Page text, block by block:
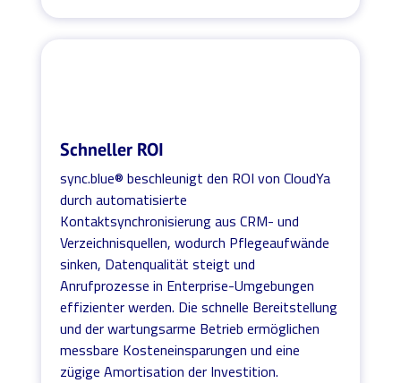
Schneller ROI
sync.blue® beschleunigt den ROI von CloudYa
durch automatisierte
Kontaktsynchronisierung aus CRM- und
Verzeichnisquellen, wodurch Pflegeaufwände
sinken, Datenqualität steigt und
Anrufprozesse in Enterprise-Umgebungen
effizienter werden. Die schnelle Bereitstellung
und der wartungsarme Betrieb ermöglichen
messbare Kosteneinsparungen und eine
zügige Amortisation der Investition.